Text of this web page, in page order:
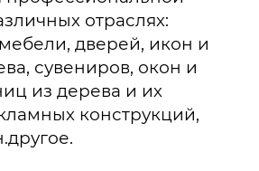
отраслях:
дверей, икон и
сувениров, окон и
из дерева и их
конструкций,